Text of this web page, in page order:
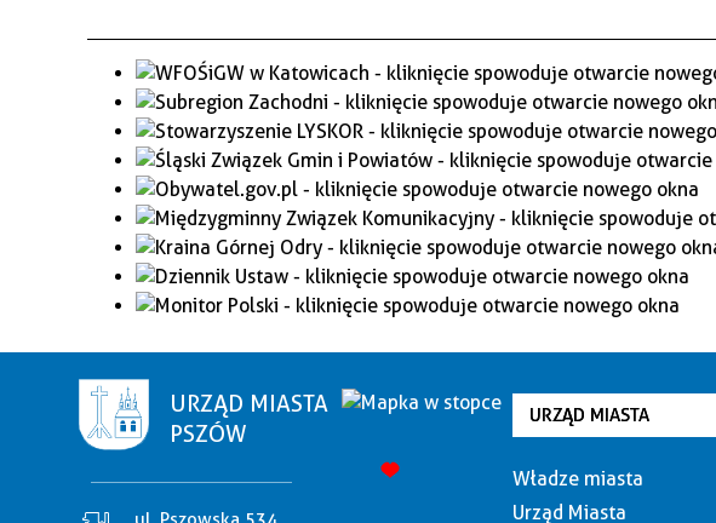
URZĄD MIASTA
PSZÓW
URZĄD MIASTA
Władze miasta
Urząd Miasta